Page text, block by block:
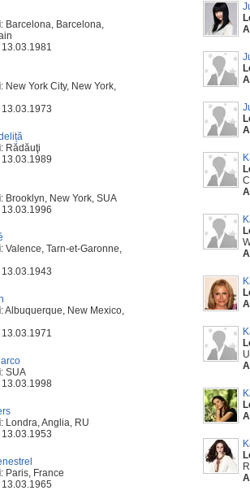
: Barcelona, Barcelona,
13.03.1981
: New York City, New York,
13.03.1973
: Rădăuţi
13.03.1989
: Brooklyn, New York, SUA
13.03.1996
: Valence, Tarn-et-Garonne,
13.03.1943
: Albuquerque, New Mexico,
13.03.1971
: SUA
13.03.1998
: Londra, Anglia, RU
13.03.1953
: Paris, France
13.03.1965